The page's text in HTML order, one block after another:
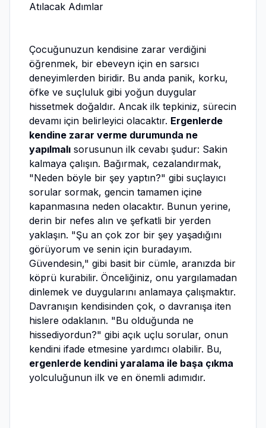
Atılacak Adımlar
Çocuğunuzun kendisine zarar verdiğini
öğrenmek, bir ebeveyn için en sarsıcı
deneyimlerden biridir. Bu anda panik, korku,
öfke ve suçluluk gibi yoğun duygular
hissetmek doğaldır. Ancak ilk tepkiniz, sürecin
devamı için belirleyici olacaktır. Ergenlerde
kendine zarar verme durumunda ne
yapılmalı sorusunun ilk cevabı şudur: Sakin
kalmaya çalışın. Bağırmak, cezalandırmak,
"Neden böyle bir şey yaptın?" gibi suçlayıcı
sorular sormak, gencin tamamen içine
kapanmasına neden olacaktır. Bunun yerine,
derin bir nefes alın ve şefkatli bir yerden
yaklaşın. "Şu an çok zor bir şey yaşadığını
görüyorum ve senin için buradayım.
Güvendesin," gibi basit bir cümle, aranızda bir
köprü kurabilir. Önceliğiniz, onu yargılamadan
dinlemek ve duygularını anlamaya çalışmaktır.
Davranışın kendisinden çok, o davranışa iten
hislere odaklanın. "Bu olduğunda ne
hissediyordun?" gibi açık uçlu sorular, onun
kendini ifade etmesine yardımcı olabilir. Bu,
ergenlerde kendini yaralama ile başa çıkma
yolculuğunun ilk ve en önemli adımıdır.